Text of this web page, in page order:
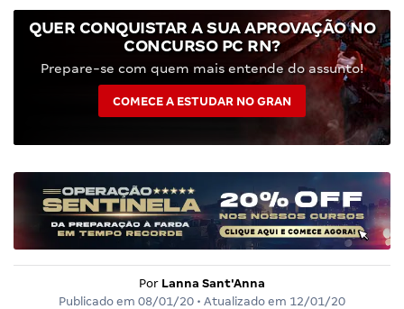
QUER CONQUISTAR A SUA APROVAÇÃO NO
CONCURSO PC RN?
Prepare-se com quem mais entende do assunto!
COMECE A ESTUDAR NO GRAN
Por Lanna Sant'Anna
Publicado em 08/01/20 • Atualizado em 12/01/20